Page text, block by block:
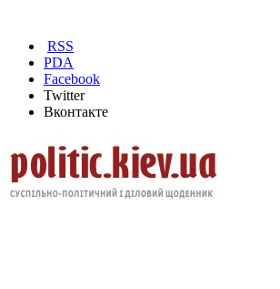
RSS
PDA
Facebook
Twitter
Вконтакте